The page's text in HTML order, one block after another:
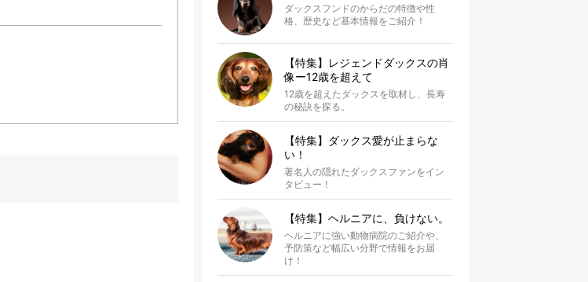
ダックスフンドのからだの特徴や性
格、歴史など基本情報をご紹介！
【特集】レジェンドダックスの肖
像ー12歳を超えて
12歳を超えたダックスを取材し、長寿
の秘訣を探る。
【特集】ダックス愛が止まらな
い！
著名人の隠れたダックスファンをイン
タビュー！
【特集】ヘルニアに、負けない。
ヘルニアに強い動物病院のご紹介や、
予防策など幅広い分野で情報をお届
け！